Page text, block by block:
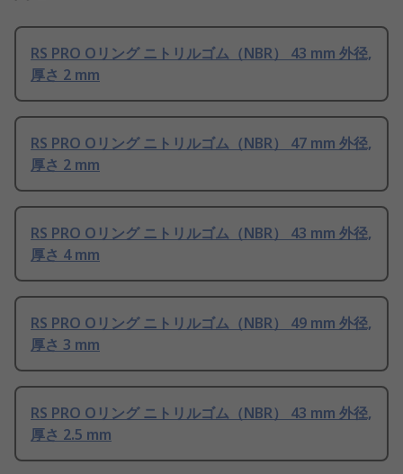
RS PRO Oリング ニトリルゴム（NBR） 43 mm 外径,
厚さ 2 mm
RS PRO Oリング ニトリルゴム（NBR） 47 mm 外径,
厚さ 2 mm
RS PRO Oリング ニトリルゴム（NBR） 43 mm 外径,
厚さ 4 mm
RS PRO Oリング ニトリルゴム（NBR） 49 mm 外径,
厚さ 3 mm
RS PRO Oリング ニトリルゴム（NBR） 43 mm 外径,
厚さ 2.5 mm